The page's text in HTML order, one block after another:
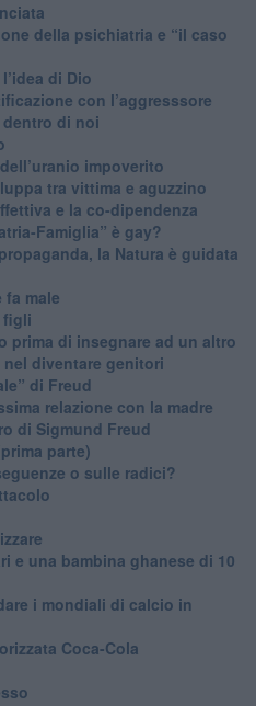
della psichiatria e “il caso
di Dio
con l’aggresssore
di noi
impoverito
tra vittima e aguzzino
e la co-dipendenza
Famiglia” è gay?
la Natura è guidata
fa male
figli
prima di insegnare ad un altro
nel diventare genitori
di Freud
relazione con la madre
di Sigmund Freud
parte)
o sulle radici?
e una bambina ghanese di 10
i mondiali di calcio in
Coca-Cola